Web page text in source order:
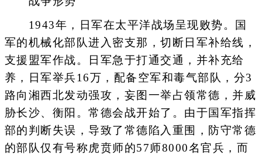
1943年，日军在太平洋战场呈现败势。国
军的机械化部队进入密支那，切断日军补给线，
支援盟军作战。日军急于打通交通，并补充给
养，日军举兵16万，配备空军和毒气部队，分3
路向湘西北发动强攻，妄图一举占领常德，并威
胁长沙、衡阳。常德会战开始了。由于国军指挥
部的判断失误，导致了常德陷入重围，防守常德
的部队仅有号称虎贲师的57师8000名官兵，而